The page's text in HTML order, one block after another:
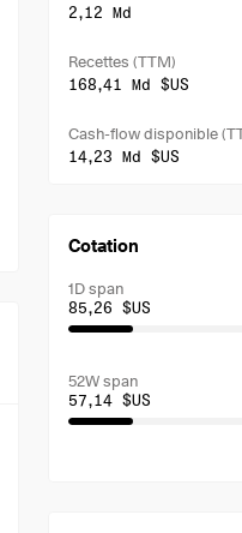
2,12 Md
Recettes (TTM)
168,41 Md $US
14,23 Md $US
Cotation
1D span
85,26 $US
52W span
57,14 $US